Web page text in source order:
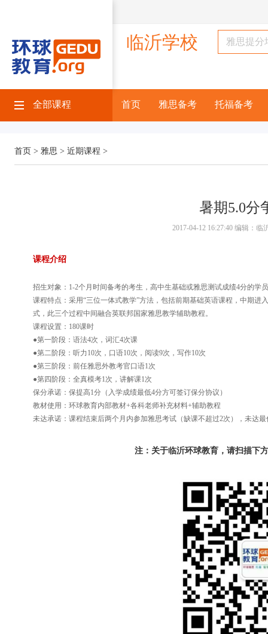
临沂学校
全部课程 首页 雅思备考 托福备考
首页 > 雅思 > 近期课程 >
暑期5.0分
2017-04-12 16:27:40 编辑：
课程介绍
招生对象：1-2个月时间备考的考生，高中生基础或雅思测试成绩4分的
课程特点：采用“三位一体式教学”方法，包括前期基础英语课程，中期
式，此三个过程中间融合英联邦国家雅思教学辅助教程。
课程设置：180课时
●第一阶段：语法4次，词汇4次课
●第二阶段：听力10次，口语10次，阅读9次，写作10次
●第三阶段：前任雅思外教考官口语1次
●第四阶段：全真模考1次，讲解课1次
保分承诺：保提高1分（入学成绩最低4分方可签订保分协议）
教材使用：环球教育内部教材+各科老师补充材料+辅助教程
未达承诺：课程结束后两个月内参加雅思考试（缺课不超过2次），未达
注：关于临沂环球教育，请扫描下